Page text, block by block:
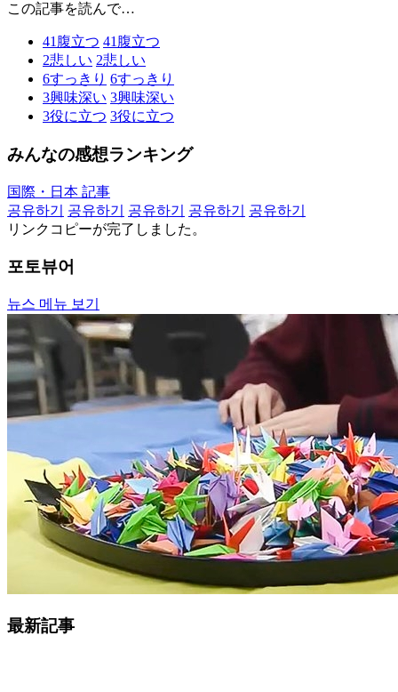
この記事を読んで…
41 腹立つ 41 腹立つ
2悲しい 2悲しい
6すっきり 6すっきり
3興味深い 3興味深い
3役に立つ 3役に立つ
みんなの感想ランキング
国際・日本 記事
공유하기
공유하기 공유하기 공유하기
공유하기
リンクコピーが完了しました。
포토뷰어
뉴스 메뉴 보기
最新記事